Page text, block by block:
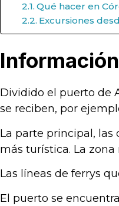
Qué hacer en
Excursiones
Dividido el puerto de
se reciben, por
La parte principal, las
más turística. La
Las líneas de ferrys
El puerto se